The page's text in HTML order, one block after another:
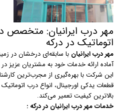
مهر درب ایرانیان: متخصص
اتوماتیک در درکه
مهر درب ایرانیان با سابقه‌ای درخشان در
آماده ارائه خدمات خود به مشتریان عزیز در
این شرکت با بهره‌گیری از مجرب‌ترین
قطعات یدکی اورجینال، انواع درب
بالاترین کیفیت تعمیر می‌کند.
خدمات مهر درب ایرانیان در درکه :